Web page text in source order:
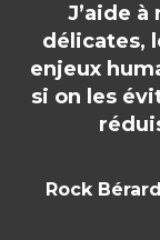
J’aide
délicates,
enjeux
si on les
Rock